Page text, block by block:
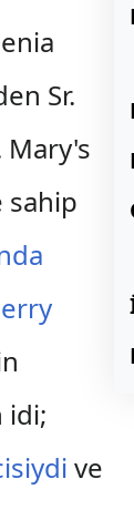
Sr.
Mary's
sahip
idi;
ve